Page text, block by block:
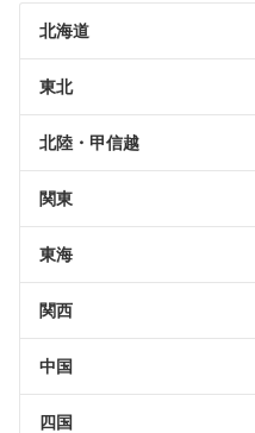
北海道
東北
北陸・甲信越
関東
東海
関西
中国
四国